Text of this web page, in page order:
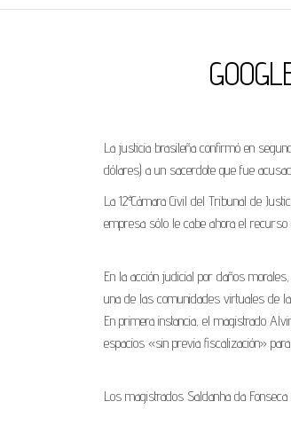
La justicia brasileña confirmó en
dólares) a un sacerdote que fue
La 12ª Cámara Civil del Tribunal de
empresa sólo le cabe ahora el recurso
En la acción judicial por daños
una de las comunidades virtuales de
En primera instancia, el magistrado
espacios «sin previa fiscalización»
Los magistrados Saldanha da